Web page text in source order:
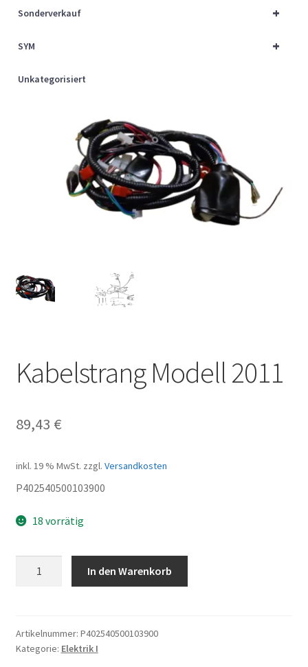
+
Sonderverkauf
+
SYM
Unkategorisiert
Kabelstrang Modell 2011
89,43 €
inkl. 19 % MwSt. zzgl. Versandkosten
P402540500103900
18 vorrätig
In den Warenkorb
Artikelnummer: P402540500103900
Kategorie: Elektrik I